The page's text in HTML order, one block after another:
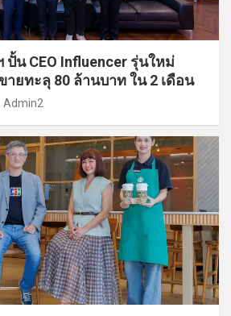
น CEO Influencer รุ่นใหม่
ยทะลุ 80 ล้านบาท ใน 2 เดือน
Admin2